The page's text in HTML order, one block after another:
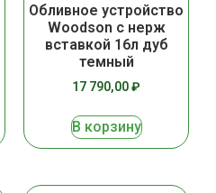
Обливное устройство
Woodson с нерж
вставкой 16л дуб
темный
17 790,00₽
В корзину